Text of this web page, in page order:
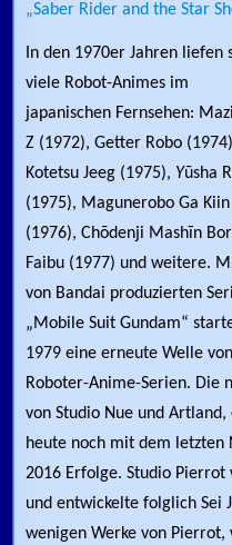
„Saber Rider and the Star
In den 1970er Jahren liefen
viele Robot-Animes im
japanischen Fernsehen:
Z (1972), Getter Robo
Kotetsu Jeeg (1975), Yūsha
(1975), Magunerobo Ga Kiin
(1976), Chōdenji Mashīn
Faibu (1977) und weitere.
von Bandai produzierten
„Mobile Suit Gundam“
1979 eine erneute Welle von
Roboter-Anime-Serien. Die
von Studio Nue und
heute noch mit dem letzten
2016 Erfolge. Studio
und entwickelte folglich Sei
wenigen Werke von